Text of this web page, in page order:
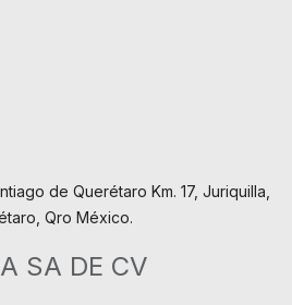
de Querétaro Km. 17, Juriquilla,
Qro México.
SA DE CV